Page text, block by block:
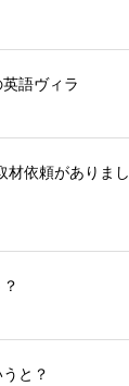
語ヴィラ
材依頼がありまし
と？